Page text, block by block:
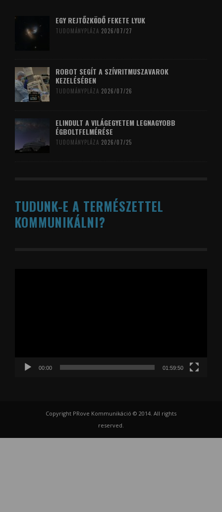
EGY REJTŐZKÖDŐ FEKETE LYUK
TUDOMÁNYPLÁZA 2026/07/27
ROBOT SEGÍT A SZÍVRITMUSZAVAROK
KEZELÉSÉBEN
TUDOMÁNYPLÁZA 2026/07/26
ELINDULT A VILÁGEGYETEM LEGNAGYOBB
ÉGBOLTFELMÉRÉSE
TUDOMÁNYPLÁZA 2026/07/25
TUDUNK-E A TERMÉSZETTEL
KOMMUNIKÁLNI?
00:00 01:59:50
Copyright PRove Kommunikáció © 2014. All rights
reserved.